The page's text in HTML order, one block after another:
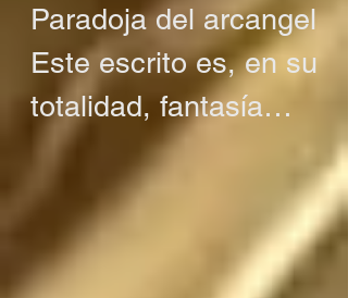
Paradoja del arcangel
Este escrito es, en su
totalidad, fantasía
O tal vez no es
fantasía
Existió (o existe) una
realidad donde este